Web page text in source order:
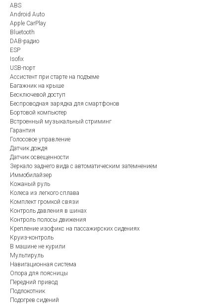
ABS
Android Auto
Apple CarPlay
Bluetooth
DAB-радио
ESP
Isofix
USB-порт
Ассистент при старте на подъеме
Багажник на крыше
Бесключевой доступ
Беспроводная зарядка для смартфонов
Бортовой компьютер
Встроенный музыкальный стриминг
Гарантия
Голосовое управление
Датчик дождя
Датчик освещенности
Зеркало заднего вида с автоматическим затемнением
Иммобилайзер
Кожаный руль
Колеса из легкого сплава
Комплект громкой связи
Контроль давления в шинах
Контроль полосы движения
Крепление изофикс на пассажирских сидениях
Круиз-контроль
В машине не курили
Мультируль
Навигационная система
Опора для поясницы
Передний привод
Подлокотник
Подогрев сидений